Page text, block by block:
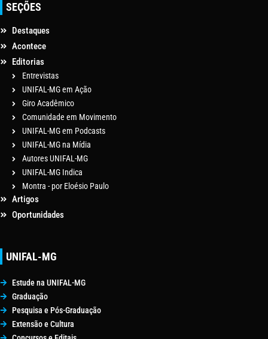
SEÇÕES
Destaques
Acontece
Editorias
Entrevistas
UNIFAL-MG em Ação
Giro Acadêmico
Comunidade em Movimento
UNIFAL-MG em Podcasts
UNIFAL-MG na Mídia
Autores UNIFAL-MG
UNIFAL-MG Indica
Montra - por Eloésio Paulo
Artigos
Oportunidades
UNIFAL-MG
Estude na UNIFAL-MG
Graduação
Pesquisa e Pós-Graduação
Extensão e Cultura